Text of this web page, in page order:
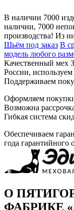
В наличии 7000
наличии, 7000
производства! Из
Шьём под заказ В
модель любого
Качественный мех
России,
Поддерживаем
Оформляем
Возможна
Гибкая система
Обеспечиваем
года гарантийного
О
ФАБРИКЕ